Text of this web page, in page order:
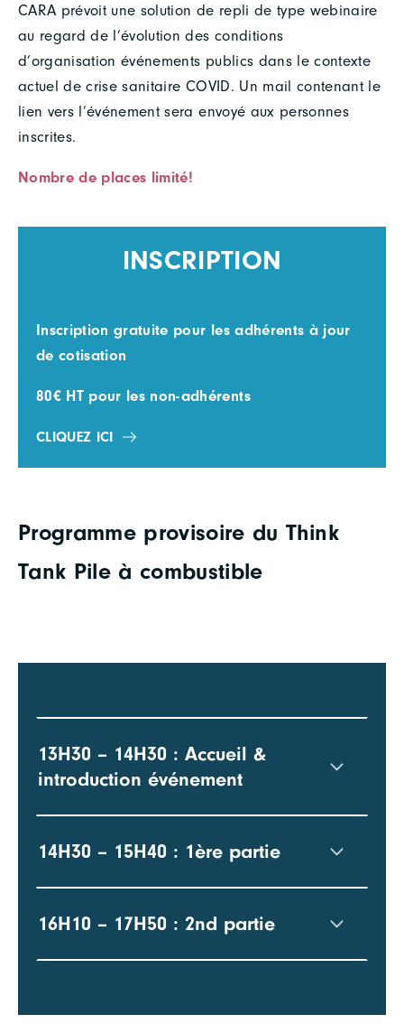
CARA prévoit une solution de repli de type webinaire
au regard de l’évolution des conditions
d’organisation événements publics dans le contexte
actuel de crise sanitaire COVID. Un mail contenant le
lien vers l’événement sera envoyé aux personnes
inscrites.
Nombre de places limité!
INSCRIPTION
Inscription gratuite pour les adhérents à jour
de cotisation
80€ HT pour les non-adhérents
CLIQUEZ ICI
Programme provisoire du Think
Tank Pile à combustible
13H30 – 14H30 : Accueil &
introduction événement
14H30 – 15H40 : 1ère partie
16H10 – 17H50 : 2nd partie